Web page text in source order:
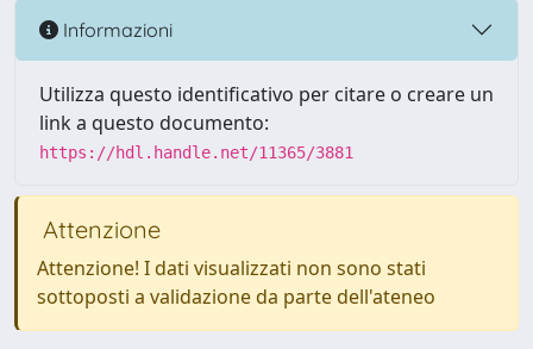
Informazioni
Utilizza questo identificativo per citare o creare un
link a questo documento:
https://hdl.handle.net/11365/3881
Attenzione
Attenzione! I dati visualizzati non sono stati
sottoposti a validazione da parte dell'ateneo